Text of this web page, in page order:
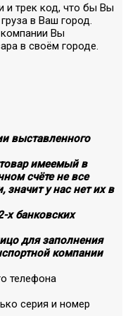
трек код, что бы Вы
в Ваш город.
компании Вы
в своём городе.
выставленного
имеемый в
счёте не все
у нас нет их в
х банковских
для заполнения
компании
телефона
серия и номер